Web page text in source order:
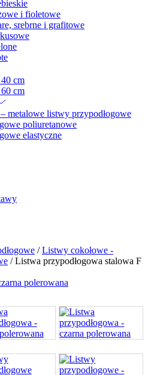
i fioletowe
srebrne i grafitowe
cm
cm
metalowe listwy przypodłogowe
poliuretanowe
elastyczne
/Listwy cokołowe -
/ Listwa przypodłogowa stalowa F